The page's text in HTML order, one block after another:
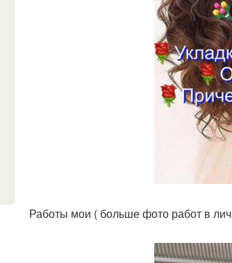
Работы мои ( больше фото работ в